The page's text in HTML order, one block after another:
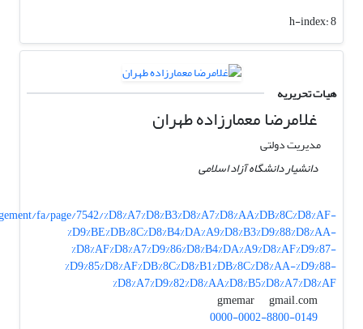
h-index:8
هیات تحریریه
غلامرضا معمارزاده طهران
مدیریت دولتی
دانشیار دانشگاه آزاد اسلامی
fa/page/7542/%D8%A7%D8%B3%D8%A7%D8%AA%DB%8C%D8%AF-
%D9%BE%DB%8C%D8%B4%DA%A9%D8%B3%D9%88%D8%AA-
%D8%AF%D8%A7%D9%86%D8%B4%DA%A9%D8%AF%D9%87-
%D9%85%D8%AF%DB%8C%D8%B1%DB%8C%D8%AA-%D9%88-
%D8%A7%D9%82%D8%AA%D8%B5%D8%A7%D8%AF
gmemar
gmail.com
0000-0002-8800-0149